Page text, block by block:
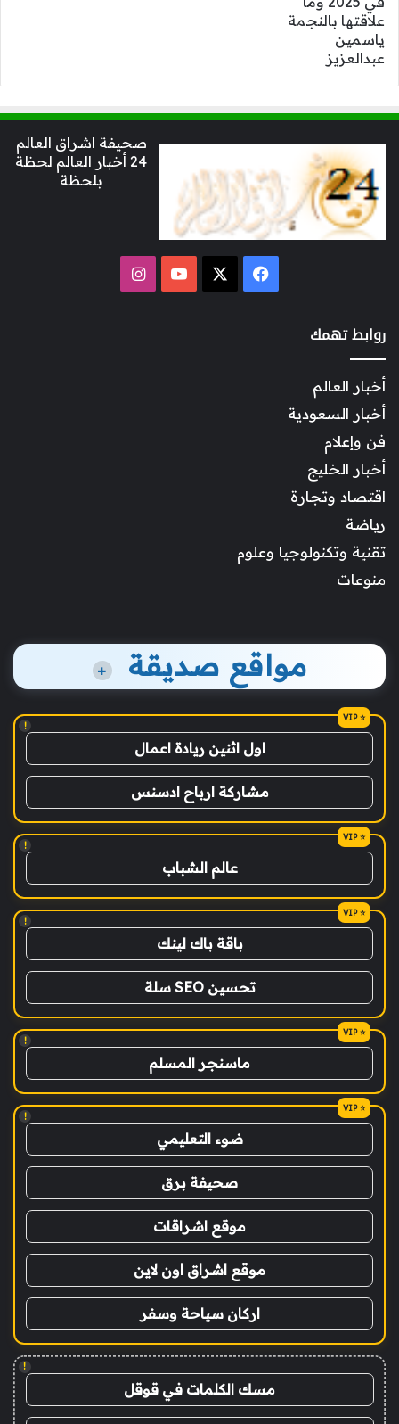
صحيفة اشراق العالم
24 أخبار العالم لحظة
بلحظة
فيسبوك ‫YouTubeانستقرام
روابط تهمك
أخبار العالم
أخبار السعودية
فن وإعلام
أخبار الخليج
اقتصاد وتجارة
رياضة
تقنية وتكنولوجيا وعلوم
منوعات
مواقع صديقة +
!
اول اثنين ريادة اعمال
مشاركة ارباح ادسنس
!
عالم الشباب
!
باقة باك لينك
تحسين SEO سلة
!
ماسنجر المسلم
!
ضوء التعليمي
صحيفة برق
موقع اشراقات
موقع اشراق اون لاين
اركان سياحة وسفر
!
مسك الكلمات في قوقل